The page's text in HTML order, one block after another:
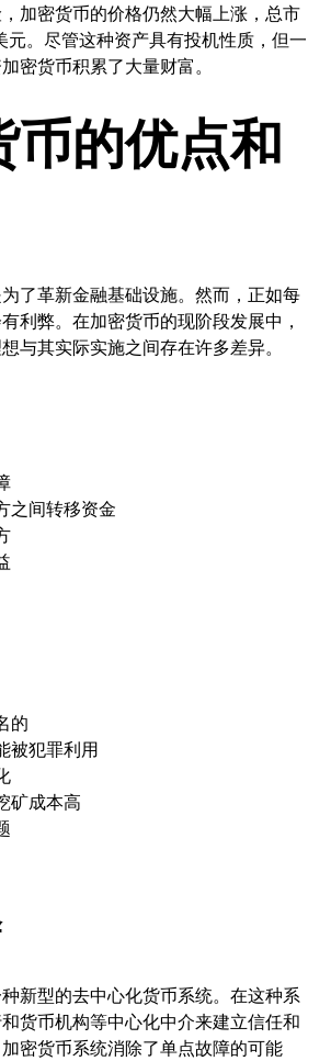
加密货币的价格仍然大幅上涨，总市
元。尽管这种资产具有投机性质，但一
密货币积累了大量财富。
币的优点和
了革新金融基础设施。然而，正如每
利弊。在加密货币的现阶段发展中，
与其实际实施之间存在许多差异。
之间转移资金
的
被犯罪利用
矿成本高
新型的去中心化货币系统。在这种系
货币机构等中心化中介来建立信任和
密货币系统消除了单点故障的可能